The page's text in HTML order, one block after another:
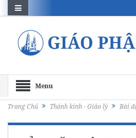
Menu
Trang Chủ Thánh kinh - Giáo lý Bài